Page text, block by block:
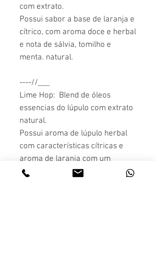
com extrato.
Possui sabor a base de laranja e
cítrico, com aroma doce e herbal
e nota de sálvia, tomilho e
menta. natural.
----//___
Lime Hop: Blend de óleos
essencias do lúpulo com extrato
natural.
Possui aroma de lúpulo herbal
com características cítricas e
aroma de laranja com um
refrescante sabor a base de